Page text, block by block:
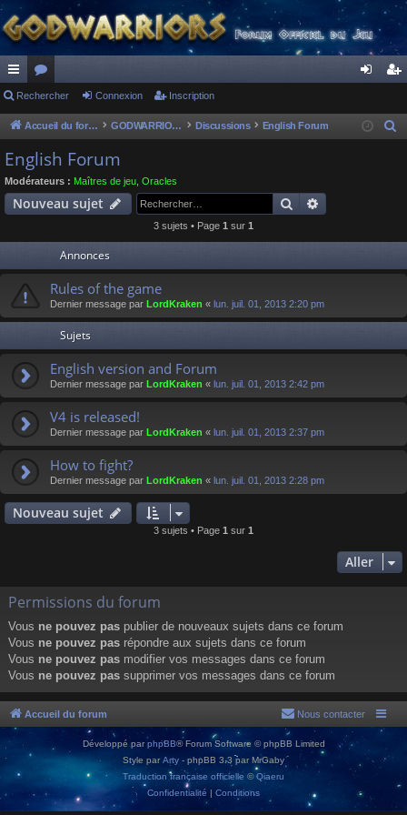
ac
co
ur
ci
or
u
m
s
ne cri
Rechercher Connexion Inscription
Accueil du forum GODWARRIORS - LE JEU Discussions English Forum
c
English Forum
Modérateurs : Maîtres de jeu Oracles
Nouveau sujet Rechercher
3 sujets • Page 1 sur 1
Annonces
Rules of the game
Dernier message par LordKraken « lun. juil. 01, 2013 2:20 pm
Sujets
English version and Forum
Dernier message par LordKraken « lun. juil. 01, 2013 2:42 pm
V4 is released!
Dernier message par LordKraken « lun. juil. 01, 2013 2:37 pm
How to fight?
Dernier message par LordKraken « lun. juil. 01, 2013 2:28 pm
Nouveau sujet
3 sujets • Page 1 sur 1
Aller
Permissions du forum
Vous ne pouvez pas publier de nouveaux sujets dans ce forum
Vous ne pouvez pas répondre aux sujets dans ce forum
Vous ne pouvez pas modifier vos messages dans ce forum
Vous ne pouvez pas supprimer vos messages dans ce forum
Accueil du forum Nous contacter
Développé par phpBB® Forum Software © phpBB Limited
Style par Arty - phpBB 3.3 par MrGaby
Traduction française officielle ©Qiaeru
Confidentialité | Conditions